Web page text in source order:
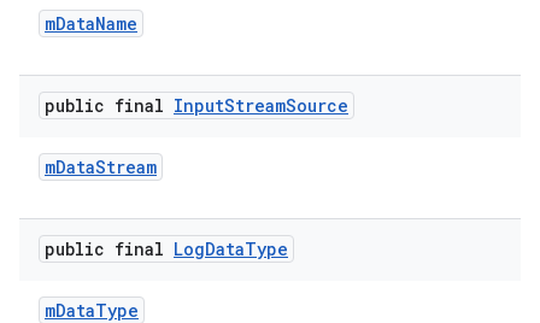
mDataName
public final InputStreamSource
mDataStream
public final LogDataType
mDataType